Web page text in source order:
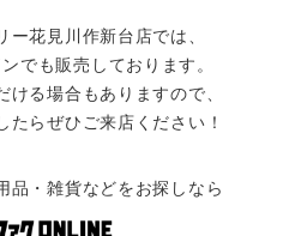
ー花見川作新台店では、
でも販売しております。
ける場合もありますので、
たらぜひご来店ください！
品・雑貨などをお探しなら